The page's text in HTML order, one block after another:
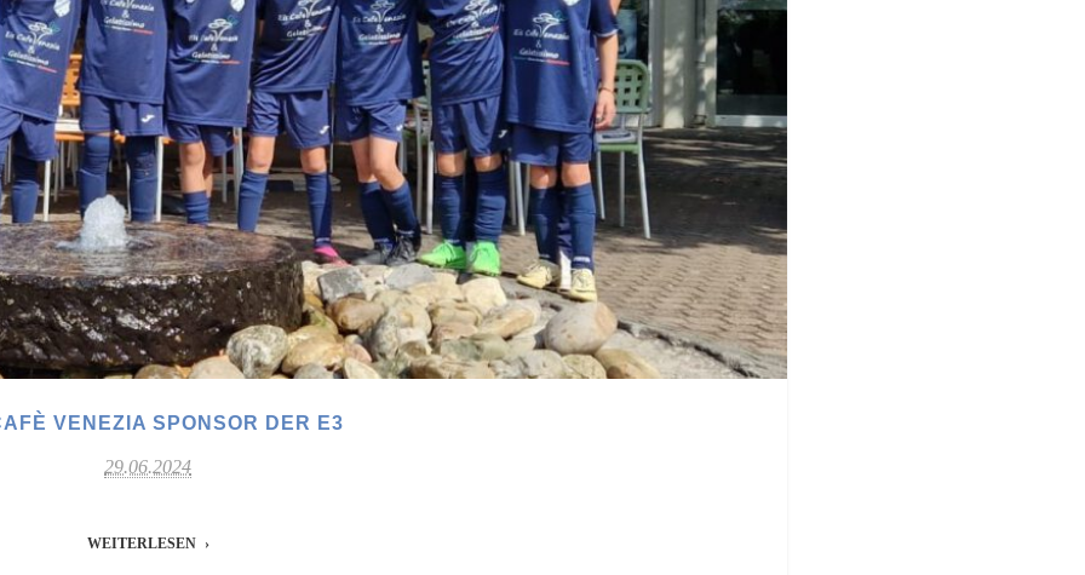
VENEZIA SPONSOR DER E3
29.06.2024
WEITERLESEN